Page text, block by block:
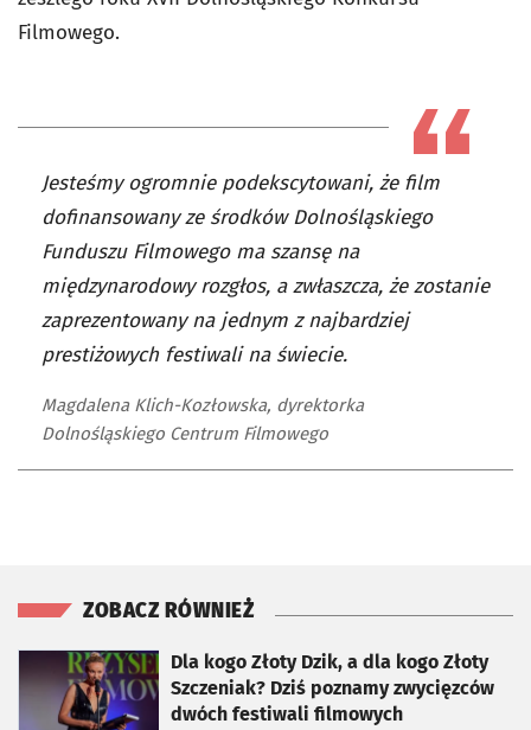
Filmowego.
Jesteśmy ogromnie podekscytowani, że film
dofinansowany ze środków Dolnośląskiego
Funduszu Filmowego ma szansę na
międzynarodowy rozgłos, a zwłaszcza, że zostanie
zaprezentowany na jednym z najbardziej
prestiżowych festiwali na świecie.
Magdalena Klich-Kozłowska, dyrektorka
Dolnośląskiego Centrum Filmowego
ZOBACZ RÓWNIEŻ
Dla kogo Złoty Dzik, a dla kogo Złoty
Szczeniak? Dziś poznamy zwycięzców
dwóch festiwali filmowych
otworzy się w nowej karcie